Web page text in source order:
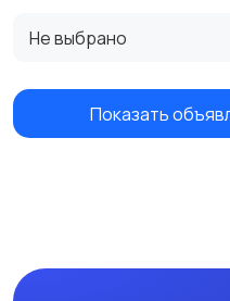
Не выбрано
Показать